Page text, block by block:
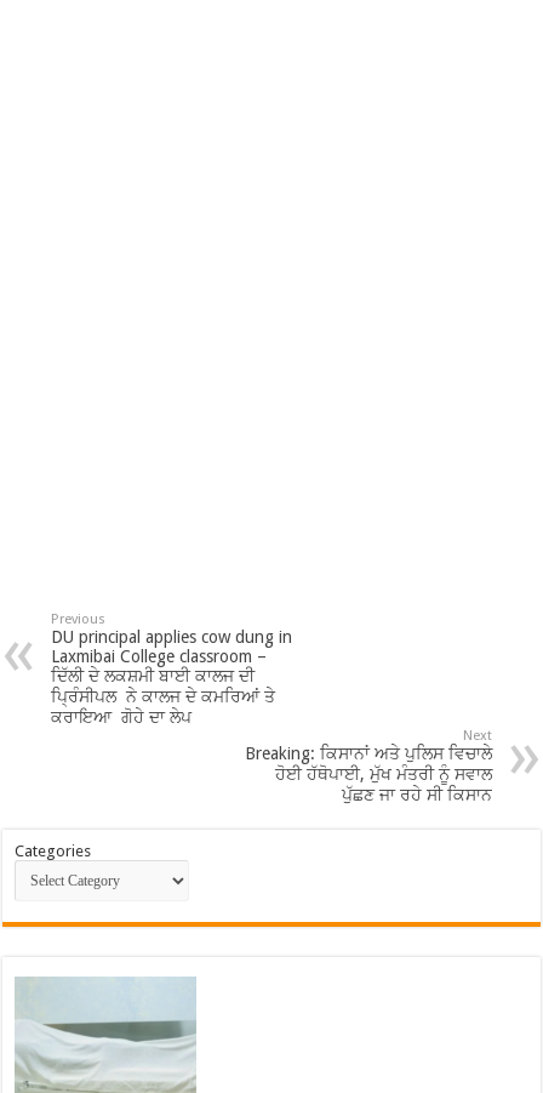
Previous
DU principal applies cow dung in
Laxmibai College classroom –
ਦਿੱਲੀ ਦੇ ਲਕਸ਼ਮੀ ਬਾਈ ਕਾਲਜ ਦੀ
ਪ੍ਰਿੰਸੀਪਲ ਨੇ ਕਾਲਜ ਦੇ ਕਮਰਿਆਂ ਤੇ
ਕਰਾਇਆ ਗੋਹੇ ਦਾ ਲੇਪ
Next
Breaking: ਕਿਸਾਨਾਂ ਅਤੇ ਪੁਲਿਸ ਵਿਚਾਲੇ
ਹੋਈ ਹੱਥੋਪਾਈ, ਮੁੱਖ ਮੰਤਰੀ ਨੂੰ ਸਵਾਲ
ਪੁੱਛਣ ਜਾ ਰਹੇ ਸੀ ਕਿਸਾਨ
Categories